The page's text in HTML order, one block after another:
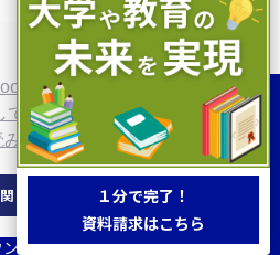
を使用していま
は、「個人情報の取
ください。
して同意する
わせはこちら
ロード、比較検討など、お気軽にご
１分で完了！
資料請求はこちら